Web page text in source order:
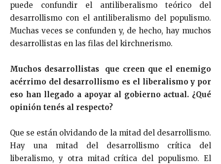
puede confundir el antiliberalismo teórico del
desarrollismo con el antiliberalismo del populismo.
Muchas veces se confunden y, de hecho, hay muchos
desarrollistas en las filas del kirchnerismo.
Muchos desarrollistas que creen que el enemigo
acérrimo del desarrollismo es el liberalismo y por
eso han llegado a apoyar al gobierno actual. ¿Qué
opinión tenés al respecto?
Que se están olvidando de la mitad del desarrollismo.
Hay una mitad del desarrollismo crítica del
liberalismo, y otra mitad crítica del populismo. El